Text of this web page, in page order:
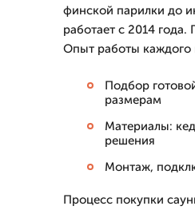
финской парилки до
работает с 2014 года.
Опыт работы каждого
Подбор
размерам
Материалы:
решения
Монтаж,
Процесс покупки